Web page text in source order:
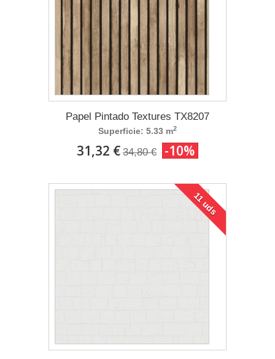
Papel Pintado Textures TX8207
Superficie: 5.33 m2
31,32 € 34,80 € -10%
11 uds